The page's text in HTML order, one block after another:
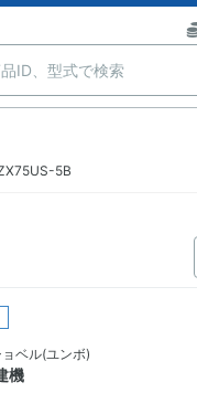
5B
ベル(ユンボ)
機